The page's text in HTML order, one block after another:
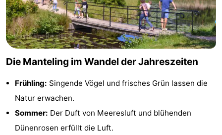
Die Manteling im Wandel der Jahreszeiten
Frühling: Singende Vögel und frisches Grün lassen die
Natur erwachen.
Sommer: Der Duft von Meeresluft und blühenden
Dünenrosen erfüllt die Luft.